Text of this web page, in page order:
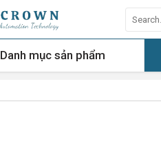
for:
Danh mục sản phẩm